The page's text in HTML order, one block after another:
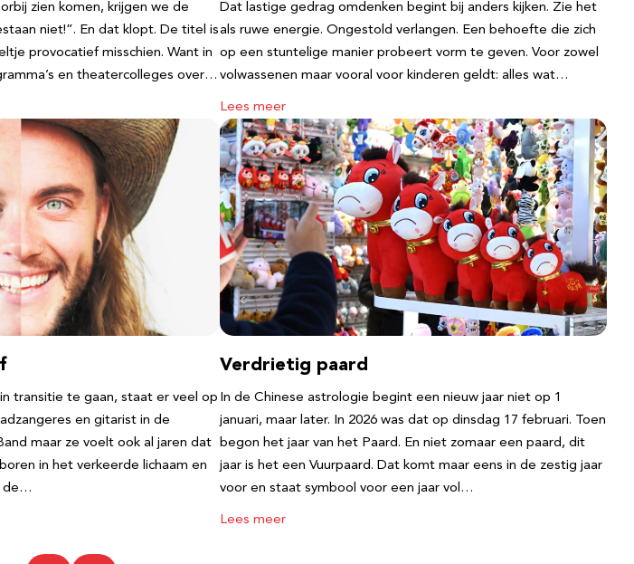
zien komen, krijgen we de
niet!”. En dat klopt. De titel is
provocatief misschien. Want in
en theatercolleges over…
Dat lastige gedrag omdenken begint bij anders kijken. Zie het
als ruwe energie. Ongestold verlangen. Een behoefte die zich
op een stuntelige manier probeert vorm te geven. Voor zowel
volwassenen maar vooral voor kinderen geldt: alles wat…
Lees meer
transitie te gaan, staat er veel op
en gitarist in de
maar ze voelt ook al jaren dat
in het verkeerde lichaam en
de…
Verdrietig paard
In de Chinese astrologie begint een nieuw jaar niet op 1
januari, maar later. In 2026 was dat op dinsdag 17 februari. Toen
begon het jaar van het Paard. En niet zomaar een paard, dit
jaar is het een Vuurpaard. Dat komt maar eens in de zestig jaar
voor en staat symbool voor een jaar vol…
Lees meer